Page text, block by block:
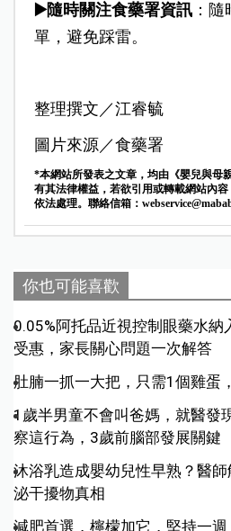
▶️隨時關注食藥署資訊：隨
單，避免踩雷。
整理撰文／江睿毓
圖片來源／食藥署
*本網站所發表之文章，均由《嬰兒與母
有其法律權益，若欲引用或轉載網站內
依法處理。聯絡信箱：
你也可能喜歡
0.05%阿托品近視控制眼藥水
受惠，家長關心問題一次解答
肚腩一抓一大把，只需1個雞蛋
1歲半男童不會叫爸媽，就醫發
察這行為，3歲前腦部發展關鍵
沐浴乳造成嬰幼兒性早熟？醫
泌干擾物真相
減肥首選，檸檬加它，堅持一週